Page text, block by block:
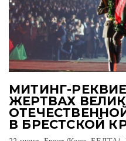
МИТИНГ-
ЖЕРТВАХ
В БРЕСТСКОЙ